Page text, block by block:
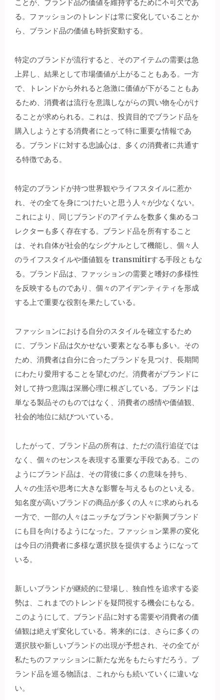
ことが、ブランド品の価値を維持するために不可欠であ
る。ファッションのトレンドは常に変化していることか
ら、ブランド品の価値も時折変動する。
特定のブランドが流行すると、そのアイテムの需要は急
上昇し、結果として市場価値が上がることもある。一方
で、トレンドから外れると急激に価値が下がることもあ
るため、消費者は流行を意識しながらの買い物を心がけ
ることが求められる。これは、投資目的でブランド品を
購入しようとする消費者にとって特に重要な情報であ
る。ブランドに対する忠誠心は、多くの消費者に共通す
る特徴である。
特定のブランドが持つ世界観やライフスタイルに惹か
れ、その全てを身につけたいと思う人々が少なくない。
これにより、同じブランドのアイテムを数多く集めるコ
レクターも多く存在する。ブランド品を所有すること
は、それ自体が社会的なシグナルとして機能し、個々人
のライフスタイルや価値観を transmitirする手段ともな
る。ブランド品は、ファッションの需要と嗜好の多様性
を反映するものであり、個々のアイデンティティを形成
する上で重要な役割を果たしている。
ファッションにおける自分のスタイルを確立するため
に、ブランド品は欠かせない要素となる事も多い。その
ため、消費者は自分に合ったブランドを見つけ、長期間
にわたり愛用することを望むのだ。消費者がブランドに
対して持つ意識は深層心理に根ざしている。ブランドは
単なる製品そのものではなく、消費者の感情や価値観、
社会的地位に結びついている。
したがって、ブランド品の所有は、ただの流行追従では
なく、個々のセンスを表現する重要な手段である。この
ようにブランド品は、その背後に多くの意味を持ち、
人々の生活や思考に大きな影響を与えるものといえる。
知名度が高いブランドの商品が多くの人々に求められる
一方で、一部の人々はニッチなブランドや新興ブランド
にも目を向けるようになった。ファッション業界の変化
は今日の消費者に多様な選択肢を提供するようになって
いる。
新しいブランドが継続的に登場し、独自性を追求する姿
勢は、これまでのトレンドを疑問視する機会にもなる。
このようにして、ブランド品に対する需要や消費者の価
値観は絶えず変化している。将来的には、さらに多くの
選択肢や新しいブランドの出現が予想され、その全てが
私たちのファッションに新たな光をもたらすだろう。ブ
ランド品を巡る物語は、これからも続いていくに違いな
い。